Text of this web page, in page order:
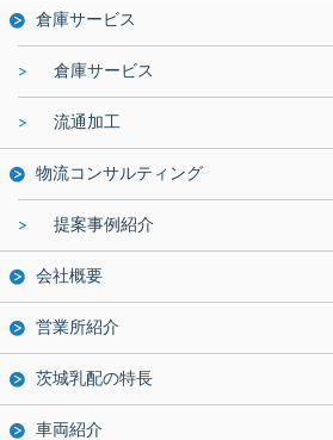
倉庫サービス
倉庫サービス
流通加工
物流コンサルティング
提案事例紹介
会社概要
営業所紹介
茨城乳配の特長
車両紹介